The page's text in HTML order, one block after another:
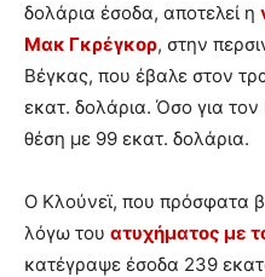
δολάρια έσοδα, αποτελεί η
Μακ Γκρέγκορ, στην
Βέγκας, που έβαλε στον
εκατ. δολάρια. Όσο για τον
θέση με 99 εκατ. δολάρια.
Ο Κλούνεϊ, που πρόσφατα
λόγω του ατυχήματος με
κατέγραψε έσοδα 239